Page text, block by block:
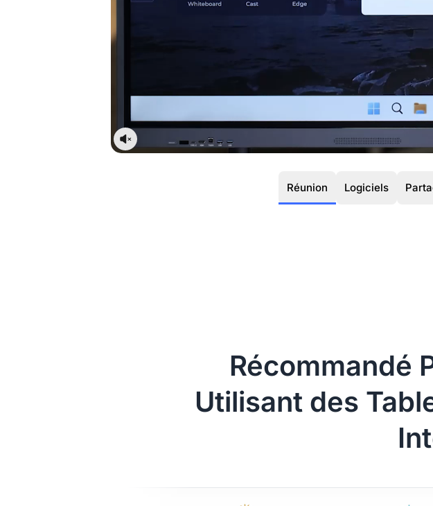
Réunion Logiciels
Récommandé
Utilisant des